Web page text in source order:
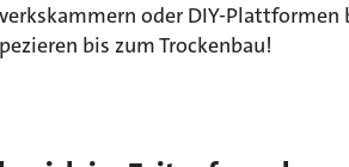
oder DIY-Plattformen
bis zum Trockenbau!